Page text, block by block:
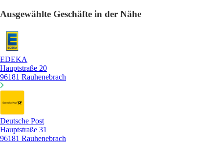
Ausgewählte Geschäfte in der Nähe
EDEKA
Hauptstraße 20
96181 Rauhenebrach
Deutsche Post
Hauptstraße 31
96181 Rauhenebrach